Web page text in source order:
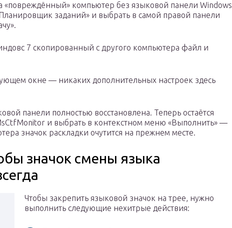
«повреждённый» компьютер без языковой панели Windows
заданий» и выбрать в самой правой панели
7 скопированный с другого компьютера файл и
окне — никаких дополнительных настроек здесь
панели полностью восстановлена. Теперь остаётся
и выбрать в контекстном меню «Выполнить» —
значок раскладки очутится на прежнем месте.
значок смены языка
Чтобы закрепить языковой значок на трее, нужно
выполнить следующие нехитрые действия: